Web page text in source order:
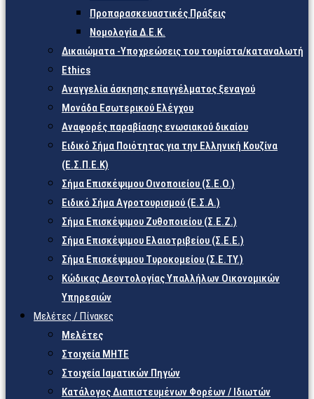
Προπαρασκευαστικές Πράξεις
Νομολογία Δ.Ε.Κ.
Δικαιώματα -Υποχρεώσεις του τουρίστα/καταναλωτή
Ethics
Αναγγελία άσκησης επαγγέλματος ξεναγού
Μονάδα Εσωτερικού Ελέγχου
Αναφορές παραβίασης ενωσιακού δικαίου
Ειδικό Σήμα Ποιότητας για την Ελληνική Κουζίνα
(Ε.Σ.Π.Ε.Κ)
Σήμα Επισκέψιμου Οινοποιείου (Σ.Ε.Ο.)
Ειδικό Σήμα Αγροτουρισμού (Ε.Σ.Α.)
Σήμα Επισκέψιμου Ζυθοποιείου (Σ.Ε.Ζ.)
Σήμα Επισκέψιμου Ελαιοτριβείου (Σ.Ε.Ε.)
Σήμα Επισκέψιμου Τυροκομείου (Σ.Ε.TY.)
Κώδικας Δεοντολογίας Υπαλλήλων Οικονομικών
Υπηρεσιών
Μελέτες / Πίνακες
Μελέτες
Στοιχεία ΜΗΤΕ
Στοιχεία Ιαματικών Πηγών
Κατάλογος Διαπιστευμένων Φορέων / Ιδιωτών